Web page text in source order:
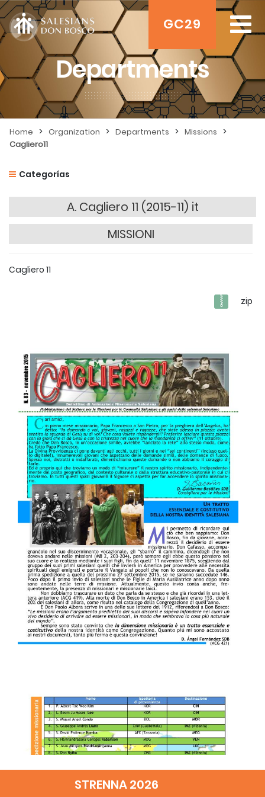
GC29
Departments
Home > Organization > Departments > Missions >
Cagliero11
Categorías
A. Cagliero 11 (2015-11) it
MISSIONI
Cagliero 11
zip
STRENNA 2026